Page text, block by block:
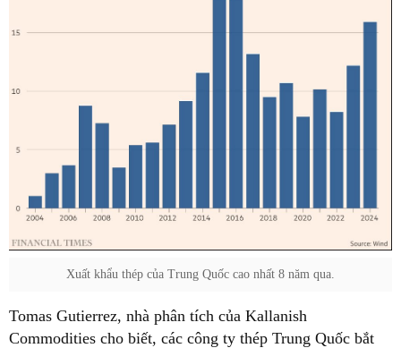
Xuất khẩu thép của Trung Quốc cao nhất 8 năm qua.
Tomas Gutierrez, nhà phân tích của Kallanish
Commodities cho biết, các công ty thép Trung Quốc bắt